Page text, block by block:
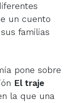
un cuento
familias
pone sobre
El traje
la que una